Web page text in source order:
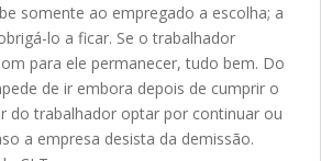
somente ao empregado a escolha; a
lo a ficar. Se o trabalhador
para ele permanecer, tudo bem. Do
de ir embora depois de cumprir o
do trabalhador optar por continuar ou
a empresa desista da demissão.